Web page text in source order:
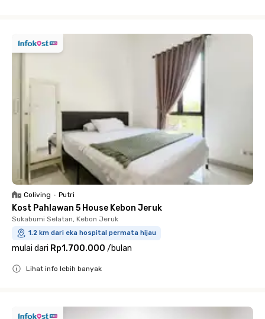
Coliving • Putri
Kost Pahlawan 5 House Kebon Jeruk
Sukabumi Selatan, Kebon Jeruk
1.2 km dari eka hospital permata hijau
mulai dari Rp1.700.000 /bulan
Lihat info lebih banyak